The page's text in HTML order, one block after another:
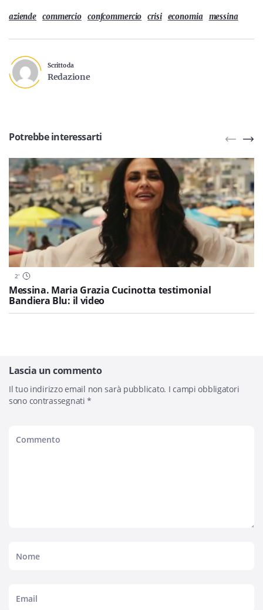
aziende commercio confcommercio crisi economia messina
Scritto da
Redazione
Potrebbe interessarti
2'
Messina. Maria Grazia Cucinotta testimonial
Bandiera Blu: il video
Lascia un commento
Il tuo indirizzo email non sarà pubblicato. I campi obbligatori
sono contrassegnati*